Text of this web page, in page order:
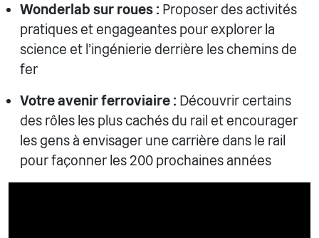
Wonderlab sur roues : Proposer des activités
pratiques et engageantes pour explorer la
science et l'ingénierie derrière les chemins de
fer
Votre avenir ferroviaire : Découvrir certains
des rôles les plus cachés du rail et encourager
les gens à envisager une carrière dans le rail
pour façonner les 200 prochaines années